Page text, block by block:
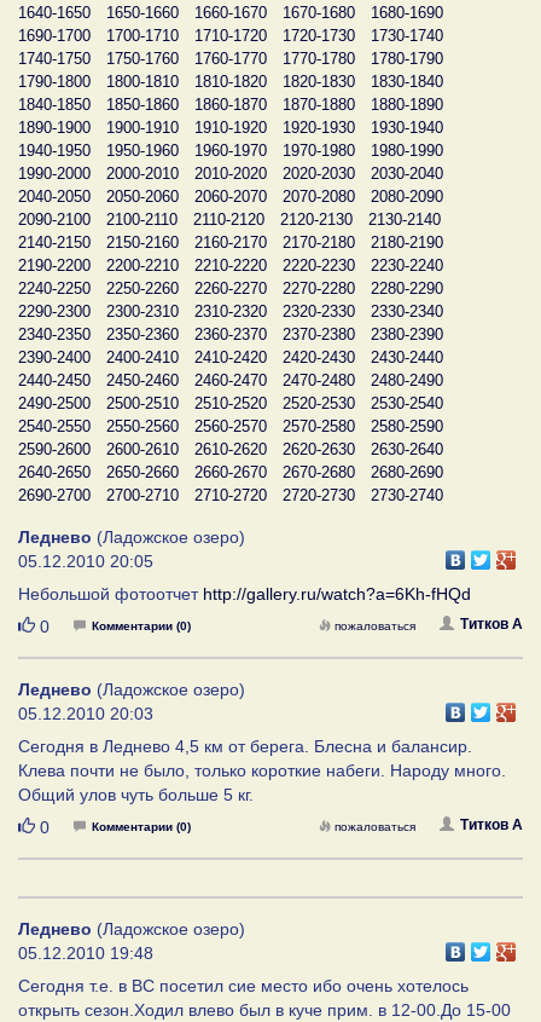
1640-1650
1650-1660 1660-1670 1670-1680
1680-1690
1690-1700
1700-1710 1710-1720 1720-1730
1730-1740
1740-1750
1750-1760 1760-1770 1770-1780
1780-1790
1790-1800
1800-1810 1810-1820 1820-1830
1830-1840
1840-1850
1850-1860 1860-1870 1870-1880
1880-1890
1890-1900
1900-1910 1910-1920 1920-1930
1930-1940
1940-1950
1950-1960 1960-1970 1970-1980
1980-1990
1990-2000
2000-2010 2010-2020 2020-2030
2030-2040
2040-2050
2050-2060 2060-2070 2070-2080
2080-2090
2090-2100
2100-2110 2110-2120 2120-2130
2130-2140
2140-2150
2150-2160 2160-2170 2170-2180
2180-2190
2190-2200
2200-2210 2210-2220 2220-2230
2230-2240
2240-2250
2250-2260 2260-2270 2270-2280
2280-2290
2290-2300
2300-2310 2310-2320 2320-2330
2330-2340
2340-2350
2350-2360 2360-2370 2370-2380
2380-2390
2390-2400
2400-2410 2410-2420 2420-2430
2430-2440
2440-2450
2450-2460 2460-2470 2470-2480
2480-2490
2490-2500
2500-2510 2510-2520 2520-2530
2530-2540
2540-2550
2550-2560 2560-2570 2570-2580
2580-2590
2590-2600
2600-2610 2610-2620 2620-2630
2630-2640
2640-2650
2650-2660 2660-2670 2670-2680
2680-2690
2690-2700
2700-2710 2710-2720 2720-2730 2730-2740
Леднево (Ладожское озеро)
05.12.2010 20:05
Небольшой фотоотчет http://gallery.ru/watch?a=6Kh-fHQd
Нравится
0 Комментарии (0) Титков А
пожаловаться
Леднево (Ладожское озеро)
05.12.2010 20:03
Сегодня в Леднево 4,5 км от берега. Блесна и балансир.
Клева почти не было, только короткие набеги. Народу много.
Общий улов чуть больше 5 кг.
Нравится
0 Комментарии (0) Титков А
пожаловаться
Леднево (Ладожское озеро)
05.12.2010 19:48
Cегодня т.е. в ВС посетил сие место ибо очень хотелось
открыть сезон.Ходил влево был в куче прим. в 12-00.До 15-00